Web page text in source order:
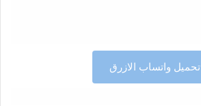
تحميل واتساب الازرق